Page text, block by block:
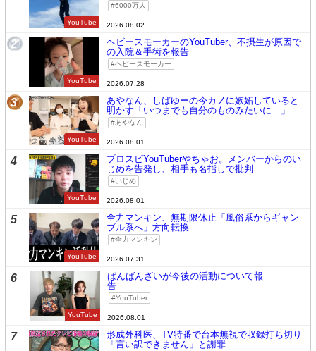
YouTube
6000万人
2026.08.02
2
YouTube
ヘビースモーカーのYouTuber、不摂生が原因で
の入院＆手術を報告
ヘビースモーカー
2026.07.28
3
YouTube
あやなん、しばゆーの今カノに嫉妬していると
明かす「いつまでも自分のものみたいに…」
あやなん
2026.08.01
4
YouTube
プロスピYouTuberやちゃお。メンバーからのい
じめを告発し、相手も名指しで批判
いじめ
2026.08.01
5
YouTube
全力マンキン、無期限休止「風俗系からギャン
ブル系へ」方向転換
全力マンキン
2026.07.31
6
YouTube
ばんばんざいが今後の活動について報
告
YouTuber
2026.08.01
7
形成外科医、TV特番で台本無視で収録打ち切り
「言い訳できません」と謝罪